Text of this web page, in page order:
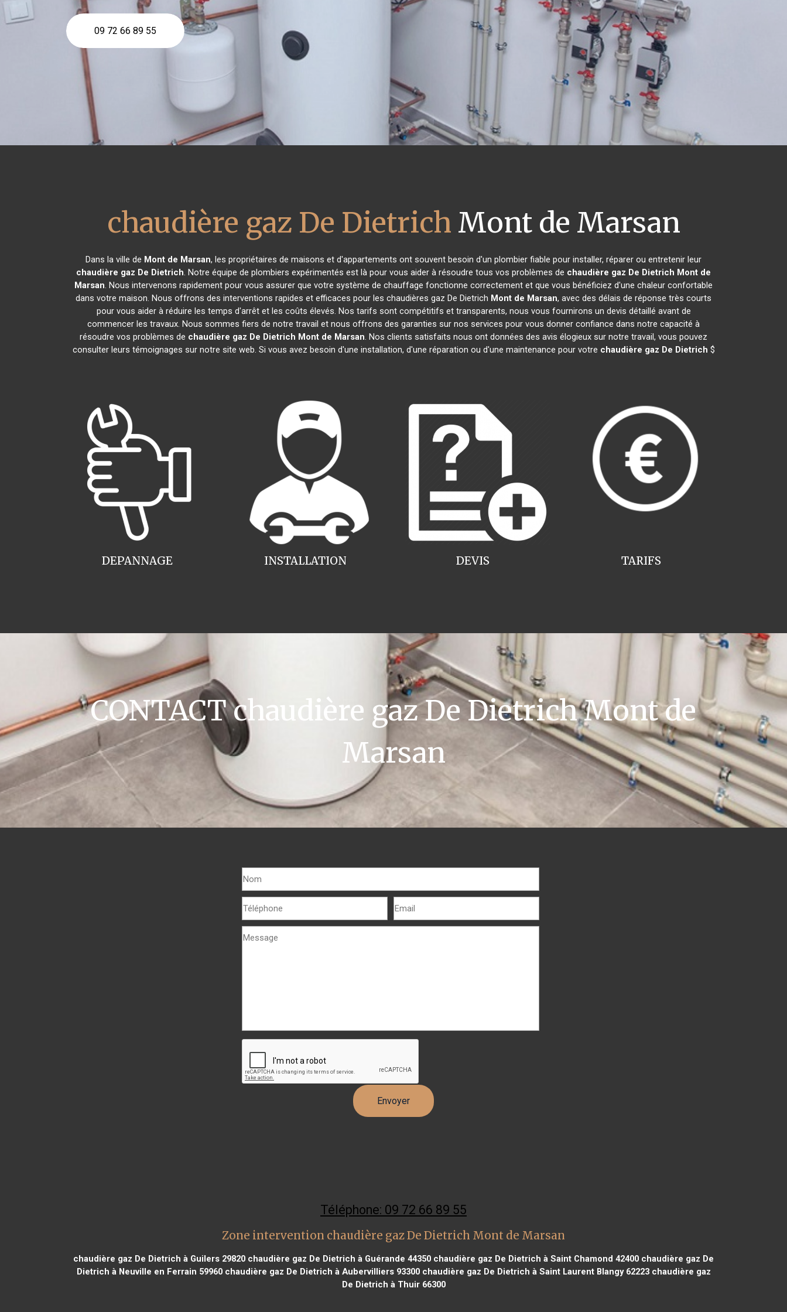
09 72 66 89 55
chaudière gaz De Dietrich Mont de Marsan
Dans la ville de Mont de Marsan, les propriétaires de maisons et d'appartements ont souvent besoin d'un plombier fiable pour installer, réparer ou entretenir leur
chaudière gaz De Dietrich. Notre équipe de plombiers expérimentés est là pour vous aider à résoudre tous vos problèmes de chaudière gaz De Dietrich Mont de
Marsan. Nous intervenons rapidement pour vous assurer que votre système de chauffage fonctionne correctement et que vous bénéficiez d'une chaleur confortable
dans votre maison. Nous offrons des interventions rapides et efficaces pour les chaudières gaz De Dietrich Mont de Marsan, avec des délais de réponse très courts
pour vous aider à réduire les temps d'arrêt et les coûts élevés. Nos tarifs sont compétitifs et transparents, nous vous fournirons un devis détaillé avant de
commencer les travaux. Nous sommes fiers de notre travail et nous offrons des garanties sur nos services pour vous donner confiance dans notre capacité à
résoudre vos problèmes de chaudière gaz De Dietrich Mont de Marsan. Nos clients satisfaits nous ont données des avis élogieux sur notre travail, vous pouvez
consulter leurs témoignages sur notre site web. Si vous avez besoin d'une installation, d'une réparation ou d'une maintenance pour votre chaudière gaz De Dietrich $
INSTALLATION
DEPANNAGE TARIFS
DEVIS
CONTACT chaudière gaz De Dietrich Mont de
Marsan
Téléphone: 09 72 66 89 55
Zone intervention chaudière gaz De Dietrich Mont de Marsan
chaudière gaz De Dietrich à Guilers 29820 chaudière gaz De Dietrich à Guérande 44350 chaudière gaz De Dietrich à Saint Chamond 42400 chaudière gaz De
Dietrich à Neuville en Ferrain 59960chaudière gaz De Dietrich à Aubervilliers 93300chaudière gaz De Dietrich à Saint Laurent Blangy 62223chaudière gaz
De Dietrich à Thuir 66300